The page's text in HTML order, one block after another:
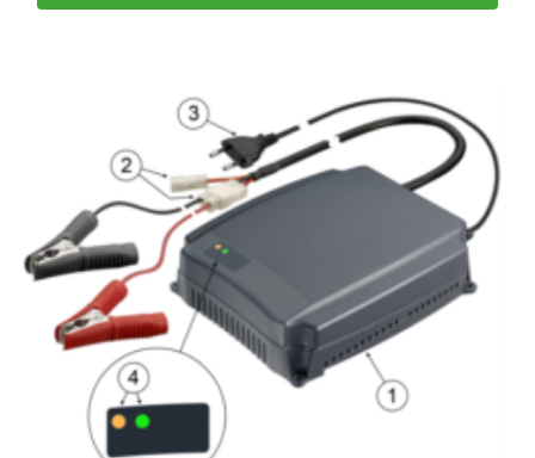
gekozen
worden
op
productpagina